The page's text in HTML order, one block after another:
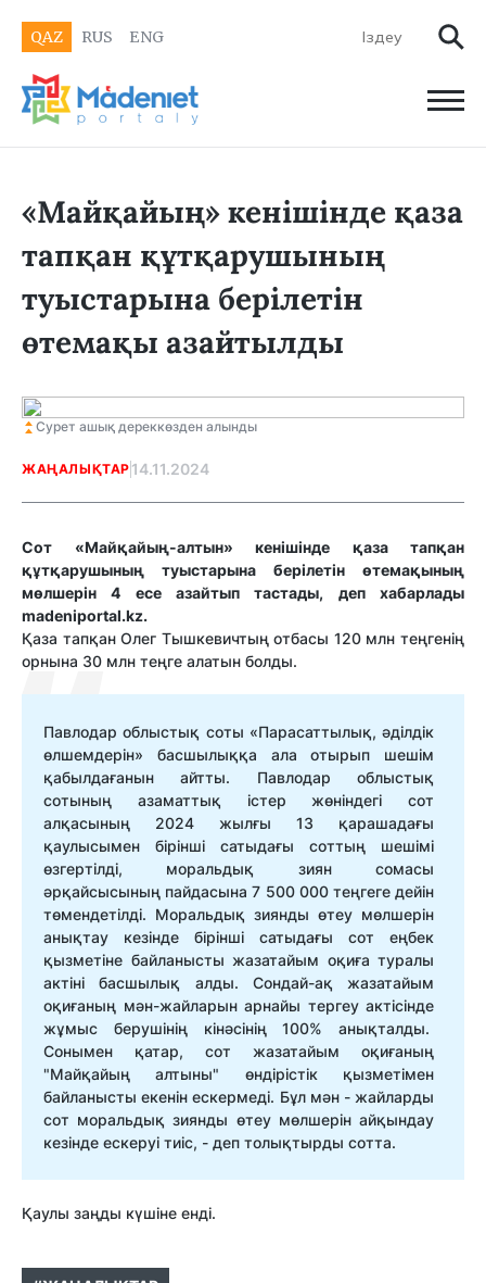
QAZ RUS ENG
«Майқайың» кенішінде қаза
тапқан құтқарушының
туыстарына берілетін
өтемақы азайтылды
Сурет ашық дереккөзден алынды
ЖАҢАЛЫҚТАР 14.11.2024
Сот «Майқайың-алтын» кенішінде қаза тапқан
құтқарушының туыстарына берілетін өтемақының
мөлшерін 4 есе азайтып тастады, деп хабарлады
madeniportal.kz.
Қаза тапқан Олег Тышкевичтың отбасы 120 млн теңгенің
орнына 30 млн теңге алатын болды.
Павлодар облыстық соты «Парасаттылық, әділдік
өлшемдерін» басшылыққа ала отырып шешім
қабылдағанын айтты. Павлодар облыстық
сотының азаматтық істер жөніндегі сот
алқасының 2024 жылғы 13 қарашадағы
қаулысымен бірінші сатыдағы соттың шешімі
өзгертілді, моральдық зиян сомасы
әрқайсысының пайдасына 7 500 000 теңгеге дейін
төмендетілді. Моральдық зиянды өтеу мөлшерін
анықтау кезінде бірінші сатыдағы сот еңбек
қызметіне байланысты жазатайым оқиға туралы
актіні басшылық алды. Сондай-ақ жазатайым
оқиғаның мән-жайларын арнайы тергеу актісінде
жұмыс берушінің кінәсінің 100% анықталды.
Сонымен қатар, сот жазатайым оқиғаның
"Майқайың алтыны" өндірістік қызметімен
байланысты екенін ескермеді. Бұл мән - жайларды
сот моральдық зиянды өтеу мөлшерін айқындау
кезінде ескеруі тиіс, - деп толықтырды сотта.
Қаулы заңды күшіне енді.